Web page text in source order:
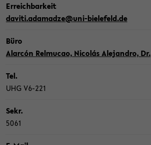
Er­reich­bar­keit
da­vi­ti.ada­madze@uni-​bielefeld.de
Büro
Alarcón Rel­mu­cao, Nicolás Ale­jan­dro, Dr.
Tel.
UHG V6-​221
Sekr.
5061